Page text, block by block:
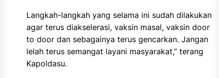
Langkah-langkah yang selama ini sudah dilakukan
agar terus diakselerasi, vaksin masal, vaksin door
to door dan sebagainya terus gencarkan. Jangan
lelah terus semangat layani masyarakat,” terang
Kapoldasu.